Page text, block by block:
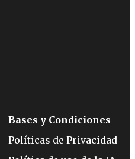
Bases y Condiciones
Políticas de Privacidad